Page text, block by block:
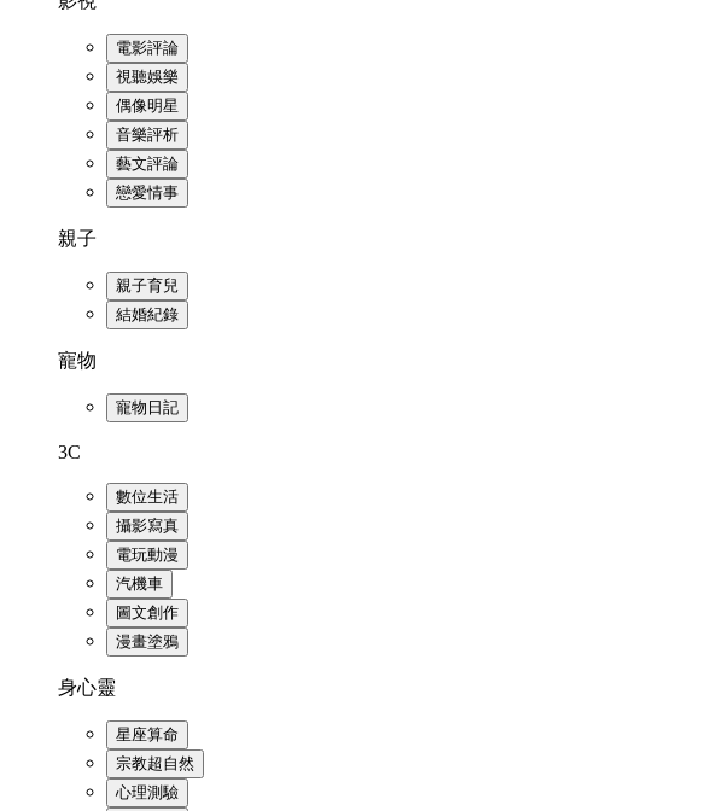
電影評論
視聽娛樂
偶像明星
音樂評析
藝文評論
戀愛情事
親子
親子育兒
結婚紀錄
寵物
寵物日記
3C
數位生活
攝影寫真
電玩動漫
汽機車
圖文創作
漫畫塗鴉
身心靈
星座算命
宗教超自然
心理測驗